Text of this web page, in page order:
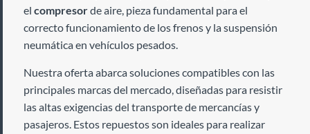
el compresorde aire, pieza fundamental para el
correcto funcionamiento de los frenos y la suspensión
neumática en vehículos pesados.
Nuestra oferta abarca soluciones compatibles con las
principales marcas del mercado, diseñadas para resistir
las altas exigencias del transporte de mercancías y
pasajeros. Estos repuestos son ideales para realizar